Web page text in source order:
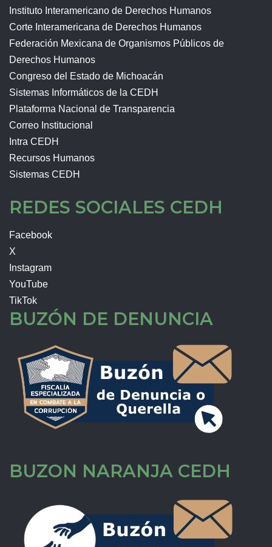
Instituto Interamericano de Derechos Humanos
Corte Interamericana de Derechos Humanos
Federación Mexicana de Organismos Públicos de
Derechos Humanos
Congreso del Estado de Michoacán
Sistemas Informáticos de la CEDH
Plataforma Nacional de Transparencia
Correo Institucional
Intra CEDH
Recursos Humanos
Sistemas CEDH
REDES SOCIALES CEDH
Facebook
X
Instagram
YouTube
TikTok
BUZÓN DE DENUNCIA
BUZON NARANJA CEDH